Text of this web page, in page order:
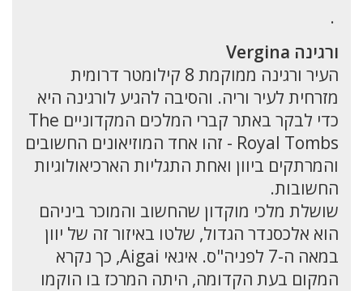
.
ורגינה Vergina
העיר ורגינה ממוקמת 8 קילומטר דרומית
מזרחית לעיר וריה. והסיבה להגיע לורגינה היא
כדי לבקר באתר קברי המלכים המקדוניים The
Royal Tombs - זהו אחד המוזיאונים החשובים
והמרתקים ביוון ואחת התגליות הארכיאולוגיות
החשובות.
שושלת מלכי מוקדון שהחשוב והמוכר ביניהם
הוא אלכסנדר הגדול, שלטו באיזור זה של יוון
במאה ה-7 לפניה"ס. איגאי Aigai, כך נקרא
המקום בעת הקדומה, היתה המרכז בו הוקמו